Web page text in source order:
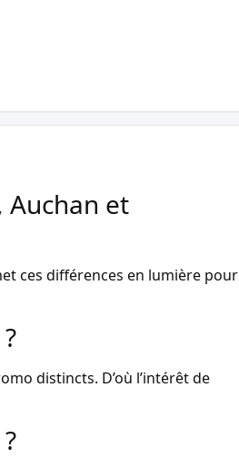
Auchan et
ces différences en lumière pour
distincts. D’où l’intérêt de